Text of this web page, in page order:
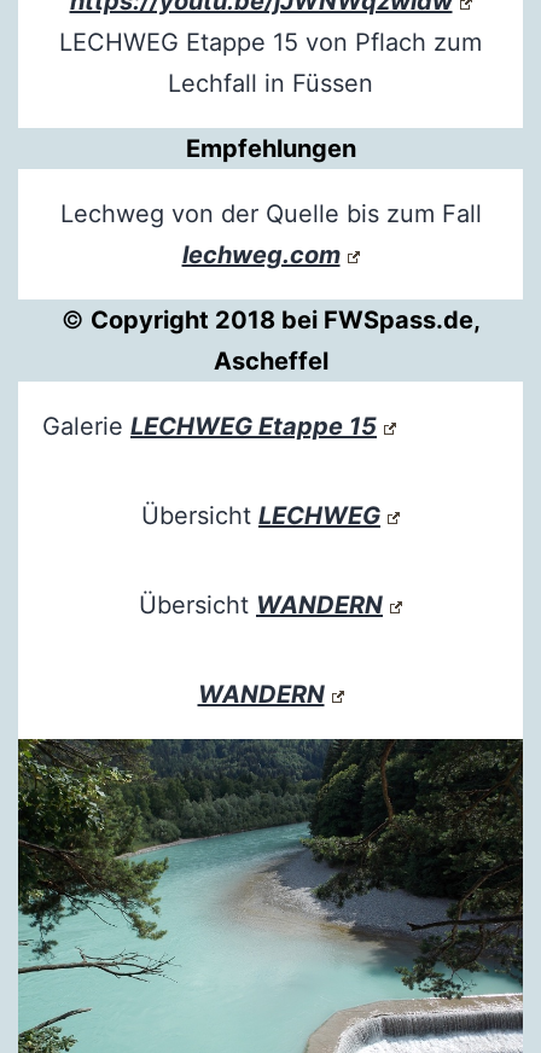
LECHWEG Etappe 15 von Pflach zum
Lechfall in Füssen
Empfehlungen
Lechweg von der Quelle bis zum Fall
lechweg.com
© Copyright 2018 bei FWSpass.de,
Ascheffel
Galerie LECHWEG Etappe 15
Übersicht LECHWEG
Übersicht WANDERN
WANDERN